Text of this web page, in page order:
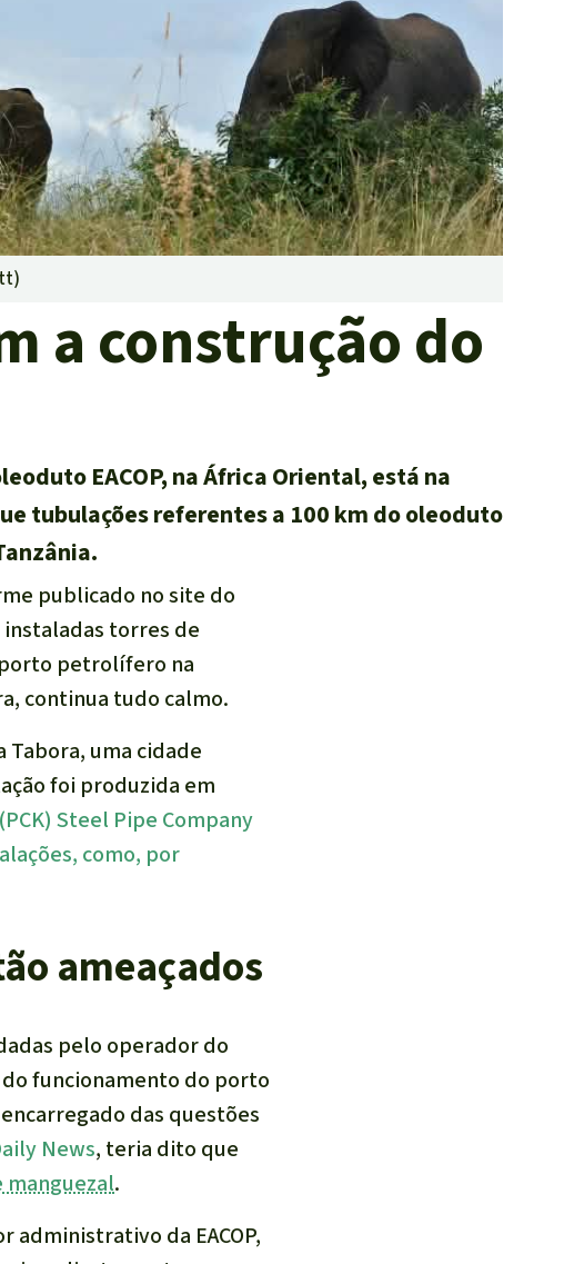
tropicais do mundo
Doar
)
a construção do
EACOP, na África Oriental, está na
tubulações referentes a 100 km do oleoduto
publicado no site do
torres de
porto petrolífero na
continua tudo calmo.
uma cidade
foi produzida em
Steel Pipe Company
como, por
ameaçados
pelo operador do
funcionamento do porto
das questões
News, teria dito que
manguezal.
administrativo da EACOP,